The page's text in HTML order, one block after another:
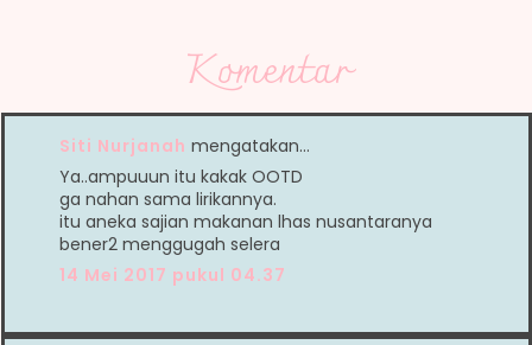
Komentar
Siti Nurjanah mengatakan…
Ya..ampuuun itu kakak OOTD
ga nahan sama lirikannya.
itu aneka sajian makanan lhas nusantaranya
bener2 menggugah selera
14 Mei 2017 pukul 04.37